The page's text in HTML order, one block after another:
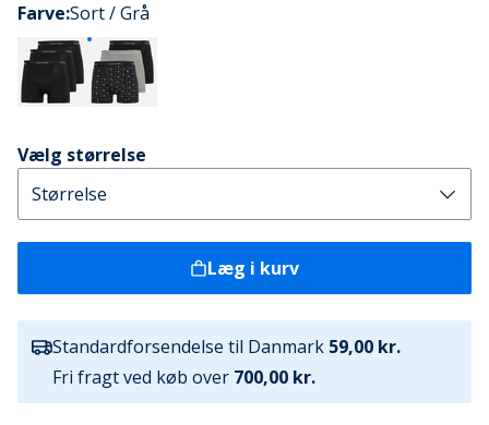
Farve:Sort / Grå
Vælg størrelse
Læg i kurv
Standardforsendelse til Danmark 59,00 kr.
Fri fragt ved køb over 700,00 kr.